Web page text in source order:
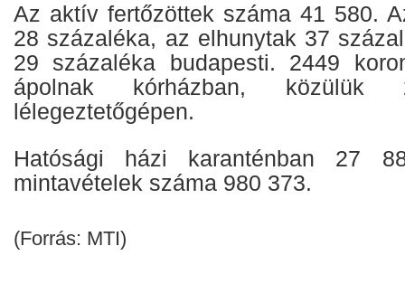
Az aktív fertőzöttek száma 41 580.
28 százaléka, az elhunytak 37
29 százaléka budapesti. 2449
ápolnak kórházban, közülük
lélegeztetőgépen.
Hatósági házi karanténban 27
mintavételek száma 980 373.
(Forrás: MTI)